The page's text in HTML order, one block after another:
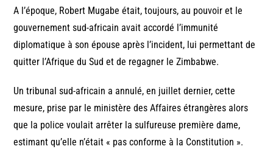
A l’époque, Robert Mugabe était, toujours, au pouvoir et le
gouvernement sud-africain avait accordé l’immunité
diplomatique à son épouse après l’incident, lui permettant de
quitter l’Afrique du Sud et de regagner le Zimbabwe.
Un tribunal sud-africain a annulé, en juillet dernier, cette
mesure, prise par le ministère des Affaires étrangères alors
que la police voulait arrêter la sulfureuse première dame,
estimant qu’elle n’était « pas conforme à la Constitution ».